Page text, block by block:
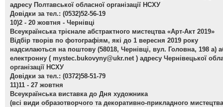
адресу Полтавської обласної організації НСХУ
Довідки за тел.: (0532)52-56-19
10)2 - 20 жовтня - Чернівці
Всеукраїнська трієнале абстрактного мистецтва «Арт-Акт 2019»
Відбір творів по фотографіям, які до 1 вересня 2019 року
надсилаються на поштову (58018, Чернівці, вул. Головна, 198 а)
електронну ( mystec.bukovyny@ukr.net ) адресу Чернівецької
організації НСХУ
Довідки за тел.: (0372)58-51-79
11)11 - 27 жовтня
Всеукраїнська виставка до Дня художника
(всі види образотворчого та декоративно-прикладного